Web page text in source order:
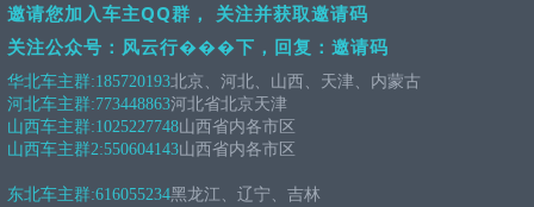
邀请您加入车主QQ群， 关注并获取邀请码
关注公众号：风云行���下，回复：邀请码
华北车主群:185720193北京、河北、山西、天津、内蒙古
河北车主群:773448863河北省北京天津
山西车主群:1025227748山西省内各市区
山西车主群2:550604143山西省内各市区
东北车主群:616055234黑龙江、辽宁、吉林